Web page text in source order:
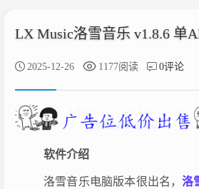
LX Music洛雪音乐 v1.8.6 单
2025-12-26 1177阅读 0评论
软件介绍
洛雪音乐电脑版本很出名，洛